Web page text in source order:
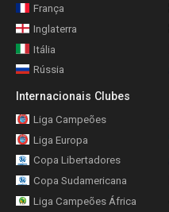
França
Inglaterra
Itália
Rússia
Internacionais Clubes
Liga Campeões
Liga Europa
Copa Libertadores
Copa Sudamericana
Liga Campeões África